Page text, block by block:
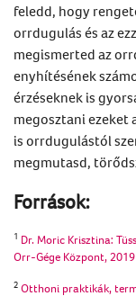
feledd, hogy
orrdugulás és az
megismerted az
enyhítésének
érzéseknek is
megosztani ezeket
is orrdugulástól
megmutasd,
Források:
1 Dr. Moric Krisztina:
Orr-Gége Központ, 2019
2 Otthoni praktikák,